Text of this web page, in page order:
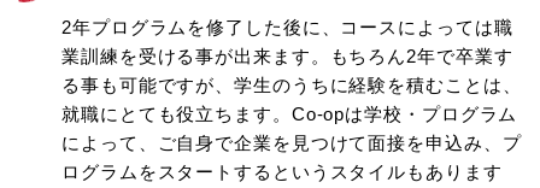
2年プログラムを修了した後に、コースによっては職
業訓練を受ける事が出来ます。もちろん2年で卒業す
る事も可能ですが、学生のうちに経験を積むことは、
就職にとても役立ちます。Co-opは学校・プログラム
によって、ご自身で企業を見つけて面接を申込み、プ
ログラムをスタートするというスタイルもあります